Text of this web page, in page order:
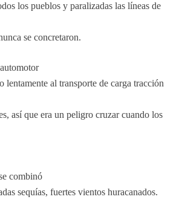
los pueblos y paralizadas las líneas de
se concretaron.
lentamente al transporte de carga tracción
así que era un peligro cruzar cuando los
combinó
sequías, fuertes vientos huracanados.